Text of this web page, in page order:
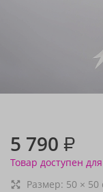
5 790 ₽
Товар доступен
Размер: 50 × 50